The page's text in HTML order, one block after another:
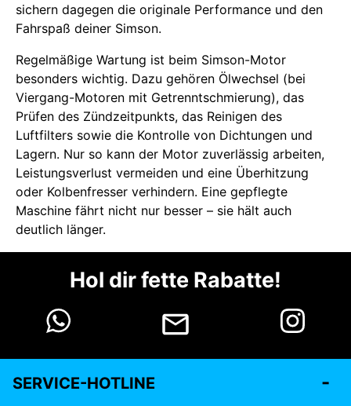
sichern dagegen die originale Performance und den
Fahrspaß deiner Simson.
Regelmäßige Wartung ist beim Simson-Motor
besonders wichtig. Dazu gehören Ölwechsel (bei
Viergang-Motoren mit Getrenntschmierung), das
Prüfen des Zündzeitpunkts, das Reinigen des
Luftfilters sowie die Kontrolle von Dichtungen und
Lagern. Nur so kann der Motor zuverlässig arbeiten,
Leistungsverlust vermeiden und eine Überhitzung
oder Kolbenfresser verhindern. Eine gepflegte
Maschine fährt nicht nur besser – sie hält auch
deutlich länger.
Hol dir fette Rabatte!
SERVICE-HOTLINE